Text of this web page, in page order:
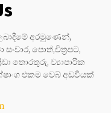
අරමුණෙන්,
පොත්,චිත්‍රපට,
තොරතුරු, ව්‍යාපාරික
එකම වෙබ් අඩවියක්